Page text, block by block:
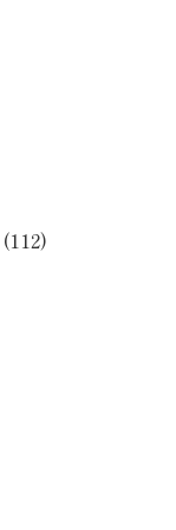
(112)